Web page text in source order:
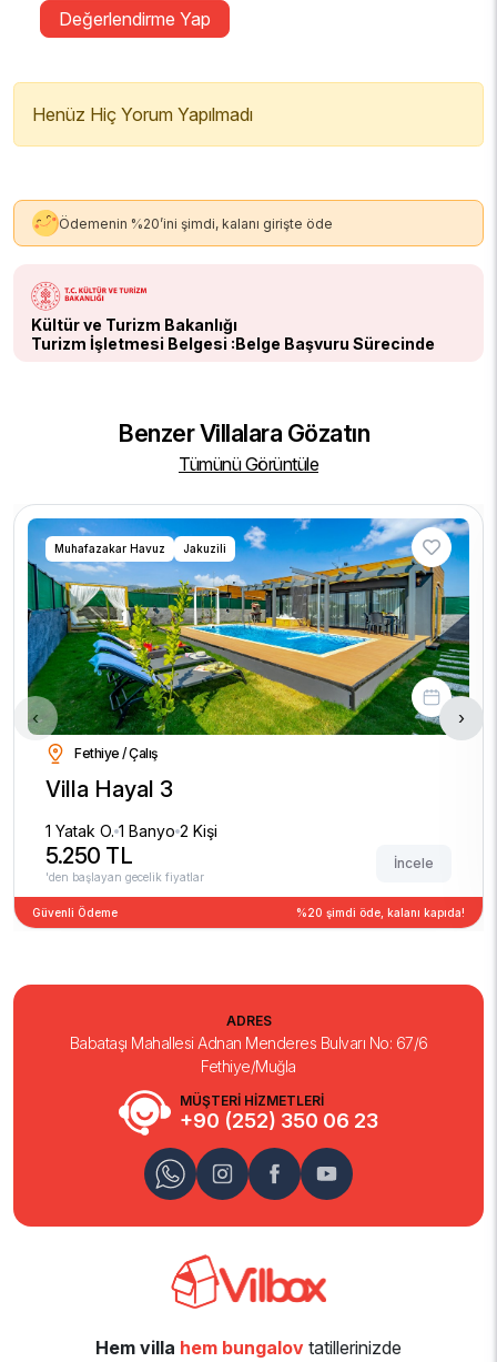
Değerlendirme Yap
Henüz Hiç Yorum Yapılmadı
Ödemenin %20’ini şimdi, kalanı girişte öde
Kültür ve Turizm Bakanlığı
Turizm İşletmesi Belgesi :Belge Başvuru Sürecinde
Benzer Villalara Gözatın
Tümünü Görüntüle
Muhafazakar Havuz Jakuzili
Fethiye / Çalış
Villa Hayal 3
1 Yatak O. 1 Banyo 2 Kişi
5.250 TL
'den başlayan gecelik fiyatlar
İncele
Güvenli Ödeme %20 şimdi öde, kalanı kapıda!
‹ ›
MÜŞTERİ HİZMETLERİ
+90 (252) 350 06 23
ADRES
Babataşı Mahallesi Adnan Menderes Bulvarı No: 67/6
Fethiye/Muğla
Hem villa hem bungalov tatillerinizde